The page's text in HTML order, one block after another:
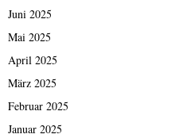
Juni 2025
Mai 2025
April 2025
März 2025
Februar 2025
Januar 2025